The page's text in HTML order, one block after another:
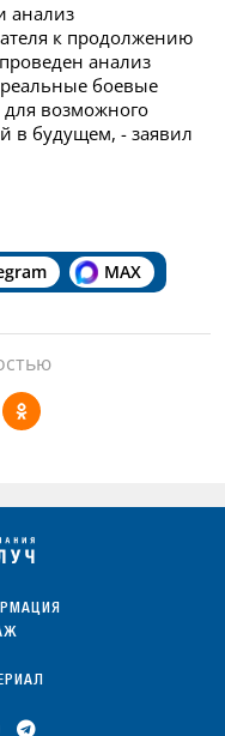
анализ
к продолжению
анализ
боевые
возможного
в будущем, - заявил
MAX